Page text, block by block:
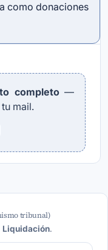
como donaciones
completo—
mail.
tribunal)
Liquidación.